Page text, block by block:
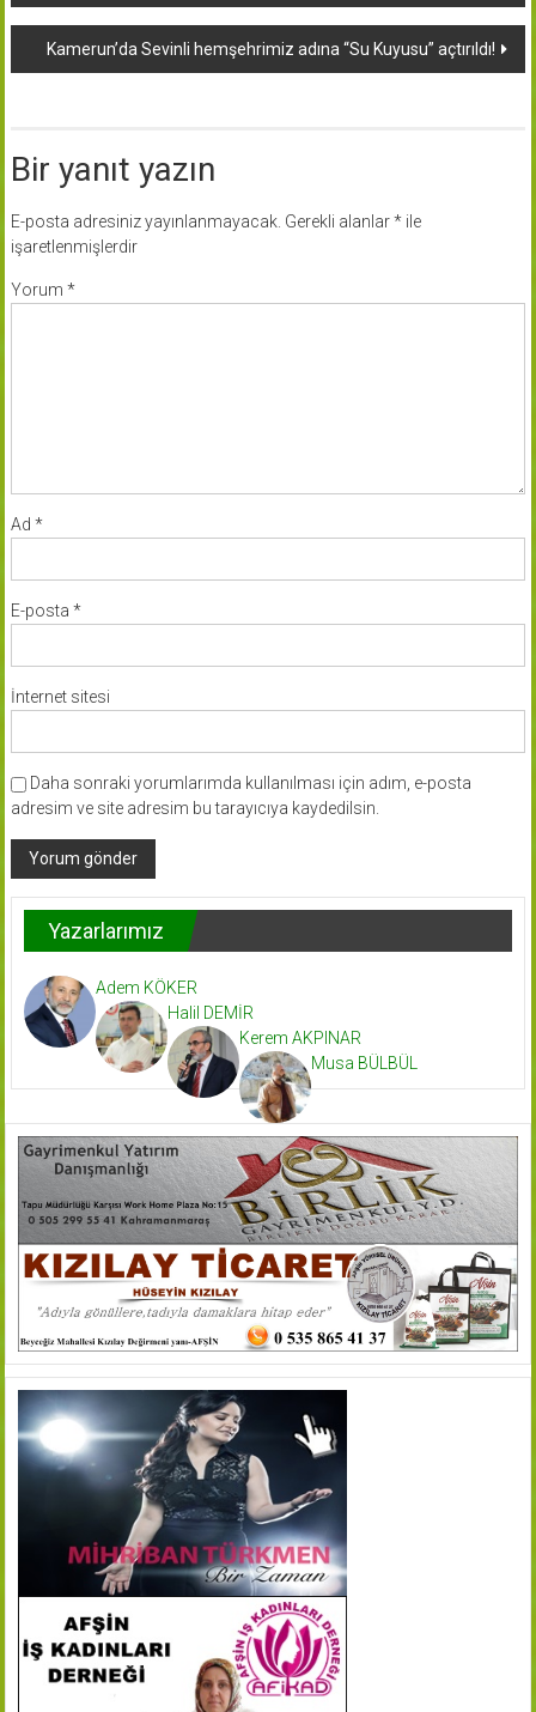
dolaşımı
Kamerun’da Sevinli hemşehrimiz adına “Su Kuyusu” açtırıldı!
Bir yanıt yazın
E-posta adresiniz yayınlanmayacak. Gerekli alanlar*ile
işaretlenmişlerdir
Yorum *
Ad *
E-posta *
İnternet sitesi
Daha sonraki yorumlarımda kullanılması için adım, e-posta
adresim ve site adresim bu tarayıcıya kaydedilsin.
Yazarlarımız
Adem KÖKER
Halil DEMİR
Kerem AKPINAR
Musa BÜLBÜL